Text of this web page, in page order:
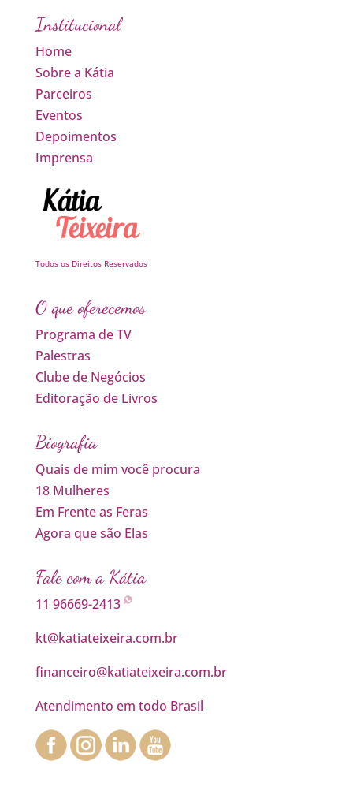
Institucional
Home
Sobre a Kátia
Parceiros
Eventos
Depoimentos
Imprensa
Todos os Direitos Reservados
O que oferecemos
Programa de TV
Palestras
Clube de Negócios
Editoração de Livros
Biografia
Quais de mim você procura
18 Mulheres
Em Frente as Feras
Agora que são Elas
Fale com a Kátia
11 96669-2413
kt@katiateixeira.com.br
financeiro@katiateixeira.com.br
Atendimento em todo Brasil